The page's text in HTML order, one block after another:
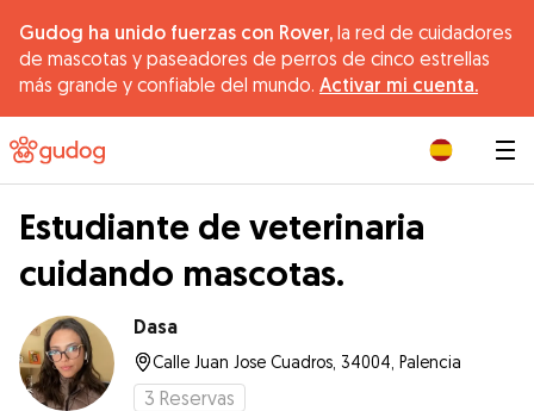
Gudog ha unido fuerzas con Rover, la red de cuidadores
de mascotas y paseadores de perros de cinco estrellas
más grande y confiable del mundo. Activar mi cuenta.
Estudiante de veterinaria
cuidando mascotas.
Dasa
Calle Juan Jose Cuadros, 34004, Palencia
3 Reservas